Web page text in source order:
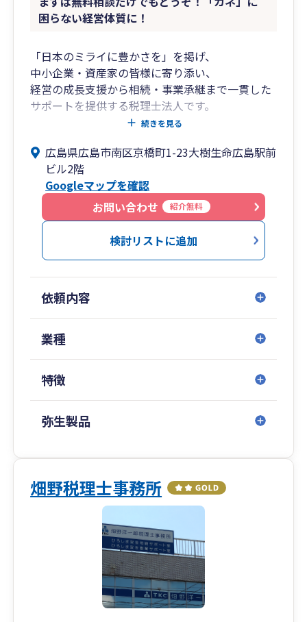
困らない経営体質に！
「日本のミライに豊かさを」を掲げ、
中小企業・資産家の皆様に寄り添い、
経営の成長支援から相続・事業承継まで一貫した
サポートを提供する税理士法人です。
創業期から成長期、成熟期から承継期に至るま
各フェーズに応じた税務・財務の最適解をご提
案。
クラウド会計の導入支援から月次経営管理まで、
わかりやすくご支援いたします。
■私たちが選ばれる理由
企業のライフサイクルに応じて必要となる税
務・財務体制は変化します。
私たちは各段階で求められる支援を見極め、柔
コストを抑えつつ、中長期的な視点での体制構築
➥無理なコスト負担を強いるのではなく、中小企
業が持続的に発展できるよう、
➥弥生会計Nextなどクラウド会計の導入支援から
スタートし、
会計・税務の“見える化”を実現します。
相続・事業承継の専門チームとの連携による出口
続きを見る
広島県広島市南区京橋町1-23大樹生命広島駅前
ビル2階
Googleマップを確認
お問い合わせ
紹介無料
検討リストに追加
依頼内容
業種
特徴
弥生製品
畑野税理士事務所